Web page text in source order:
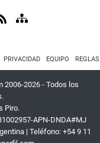
PRIVACIDAD EQUIPO
2006-2026 - Todos los
Piro.
APN-DNDA#MJ
| Teléfono: +54 9 11